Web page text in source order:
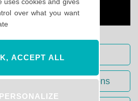
guide complet
: toutes les informations
over what you want
ACCEPT ALL
PERSONALIZE